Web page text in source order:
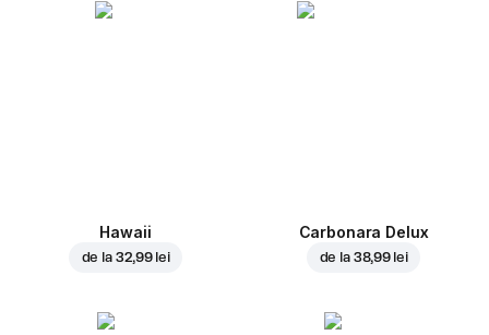
Hawaii
de la 32,99 lei
Carbonara Delux
de la 38,99 lei